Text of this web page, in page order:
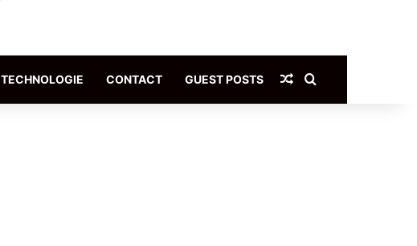
TECHNOLOGIE CONTACT GUEST POSTS Article Aléatoire